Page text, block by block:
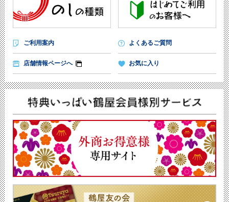
ご利用案内 よくあるご質問
店舗情報ページへ お気に入り